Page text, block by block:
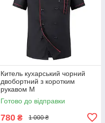
Китель кухарський чорний
двобортний з коротким
рукавом M
Готово до відправки
780 ₴ 1 000 ₴